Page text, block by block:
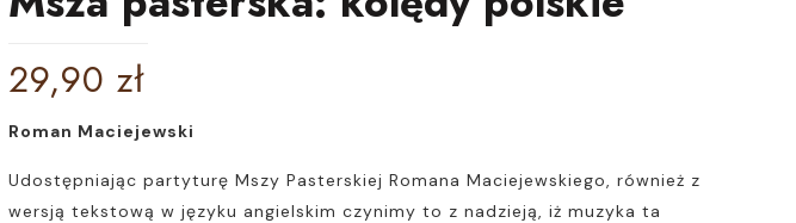
29,90 zł
Roman Maciejewski
Udostępniając partyturę Mszy Pasterskiej Romana Maciejewskiego, również z
wersją tekstową w języku angielskim czynimy to z nadzieją, iż muzyka ta